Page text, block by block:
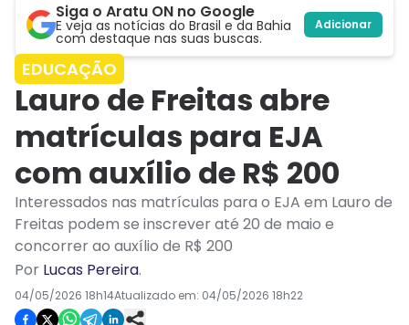
Siga o Aratu ON no Google
E veja as notícias do Brasil e da Bahia
com destaque nas suas buscas.
Adicionar
EDUCAÇÃO
Lauro de Freitas abre
matrículas para EJA
com auxílio de R$ 200
Interessados nas matrículas para o EJA em Lauro de
Freitas podem se inscrever até 20 de maio e
concorrer ao auxílio de R$ 200
Por Lucas Pereira.
04/05/2026 18h14Atualizado em: 04/05/2026 18h22